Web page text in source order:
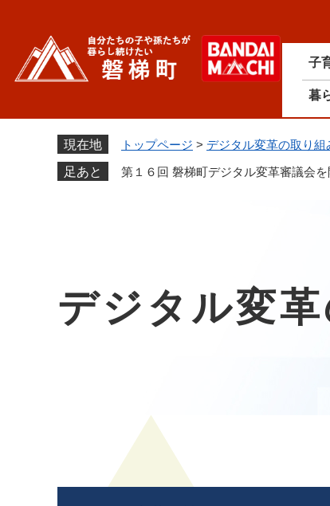
子
暮
現在地 トップページ > デジタル変革の取り組
足あと
第１６回 磐梯町デジタル変革審議会を
デジタル変